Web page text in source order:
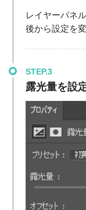
レイヤーパネ
後から設定を
STEP.3
露光量を設